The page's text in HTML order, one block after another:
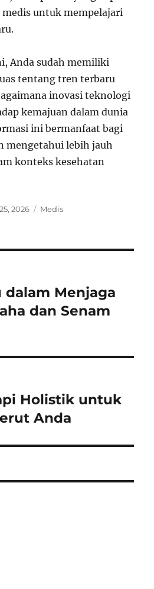
untuk mempelajari
Anda sudah memiliki
tentang tren terbaru
inovasi teknologi
kemajuan dalam dunia
ini bermanfaat bagi
mengetahui lebih jauh
konteks kesehatan
2026 Categories
Medis
dalam Menjaga
dan Senam
Holistik untuk
Anda